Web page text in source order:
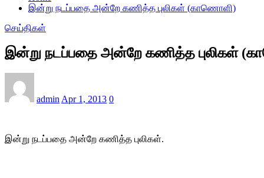
இன்று நடப்பதை அன்றே கணித்த புலிகள் (காணொளி)
செய்திகள்
இன்று நடப்பதை அன்றே கணித்த புலிகள்
admin Apr 1, 2013 0
இன்று நடப்பதை அன்றே கணித்த புலிகள்.